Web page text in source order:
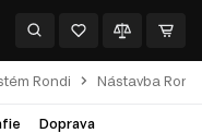
Rondi Nástavba
Doprava